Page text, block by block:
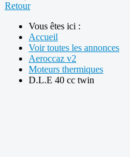
Retour
Vous êtes ici :
Accueil
Voir toutes les annonces
Aeroccaz v2
Moteurs thermiques
D.L.E 40 cc twin